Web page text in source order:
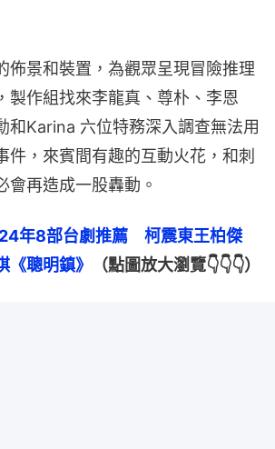
佈景和裝置，為觀眾呈現冒險推理
製作組找來李龍真、尊朴、李恩
和Karina 六位特務深入調查無法用
件，來賓間有趣的互動火花，和刺
會再造成一股轟動。
年8部台劇推薦　柯震東王柏傑
《聰明鎮》
（點圖放大瀏覽👇👇👇）